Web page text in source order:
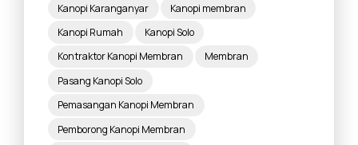
Kanopi Karanganyar
Kanopi membran
Kanopi Rumah
Kanopi Solo
Kontraktor Kanopi Membran
Membran
Pasang Kanopi Solo
Pemasangan Kanopi Membran
Pemborong Kanopi Membran